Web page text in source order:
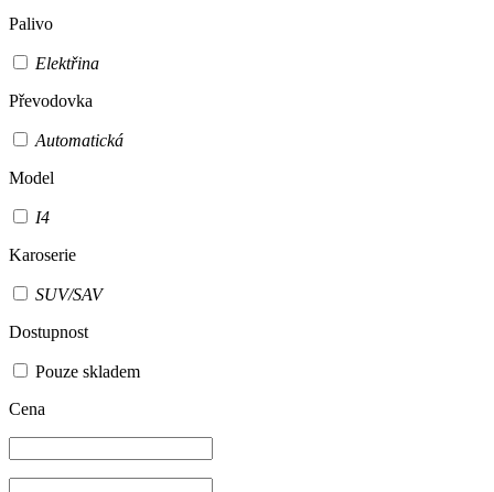
Palivo
Elektřina
Převodovka
Automatická
Model
I4
Karoserie
SUV/SAV
Dostupnost
Pouze skladem
Cena